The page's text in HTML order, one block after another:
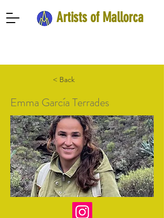
Artists of Mallorca
< Back
Emma García Terrades